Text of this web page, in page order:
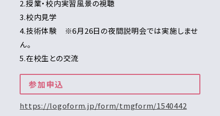
2.授業・校内実習風景の視聴
3.校内見学
4.技術体験 ※6月26日の夜間説明会では実施しませ
ん。
5.在校生との交流
参加申込
https://logoform.jp/form/tmgform/1540442